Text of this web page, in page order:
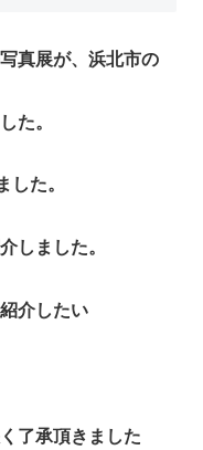
真展が、浜北市の
た。
した。
しました。
介したい
了承頂きました